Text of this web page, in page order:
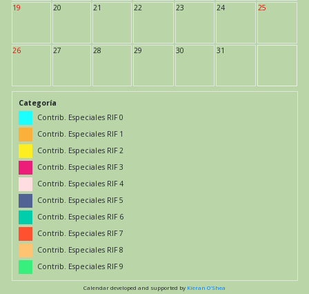
19 20 21 22 23 24 25
26 27 28 29 30 31
Categoría
Contrib. Especiales RIF 0
Contrib. Especiales RIF 1
Contrib. Especiales RIF 2
Contrib. Especiales RIF 3
Contrib. Especiales RIF 4
Contrib. Especiales RIF 5
Contrib. Especiales RIF 6
Contrib. Especiales RIF 7
Contrib. Especiales RIF 8
Contrib. Especiales RIF 9
Calendar developed and supported by Kieran O'Shea